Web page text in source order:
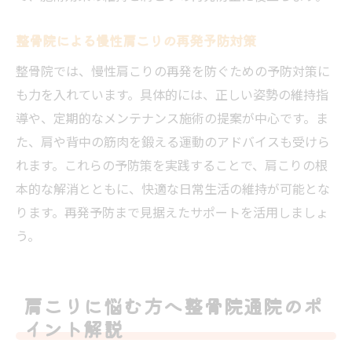
整骨院による慢性肩こりの再発予防対策
整骨院では、慢性肩こりの再発を防ぐための予防対策に
も力を入れています。具体的には、正しい姿勢の維持指
導や、定期的なメンテナンス施術の提案が中心です。ま
た、肩や背中の筋肉を鍛える運動のアドバイスも受けら
れます。これらの予防策を実践することで、肩こりの根
本的な解消とともに、快適な日常生活の維持が可能とな
ります。再発予防まで見据えたサポートを活用しましょ
う。
肩こりに悩む方へ整骨院通院のポ
イント解説